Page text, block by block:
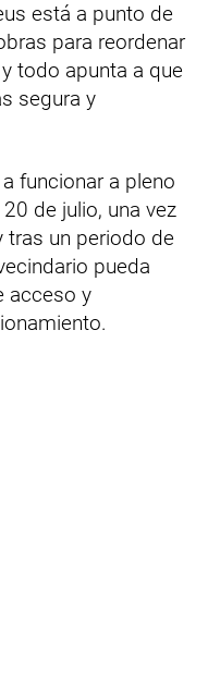
está a punto de
para reordenar
todo apunta a que
segura y
funcionar a pleno
de julio, una vez
tras un periodo de
pueda
acceso y